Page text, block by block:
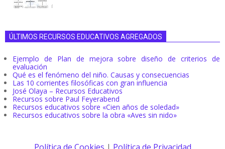
ÚLTIMOS RECURSOS EDUCATIVOS AGREGADOS
Ejemplo de Plan de mejora sobre diseño de criterios de
evaluación
Qué es el fenómeno del niño. Causas y consecuencias
Las 10 corrientes filosóficas con gran influencia
José Olaya – Recursos Educativos
Recursos sobre Paul Feyerabend
Recursos educativos sobre «Cien años de soledad»
Recursos educativos sobre la obra «Aves sin nido»